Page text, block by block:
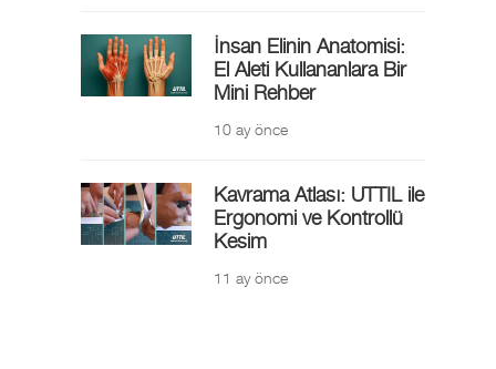
İnsan Elinin Anatomisi:
El Aleti Kullananlara Bir
Mini Rehber
10 ay önce
Kavrama Atlası: UTTIL ile
Ergonomi ve Kontrollü
Kesim
11 ay önce